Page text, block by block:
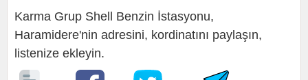
Karma Grup Shell Benzin İstasyonu,
Haramidere'nin adresini, kordinatını paylaşın,
listenize ekleyin.